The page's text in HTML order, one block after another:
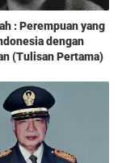
: Perempuan yang
dengan
(Tulisan Pertama)